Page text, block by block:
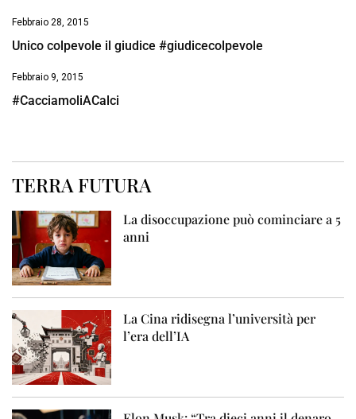
Febbraio 28, 2015
Unico colpevole il giudice #giudicecolpevole
Febbraio 9, 2015
#CacciamoliACalci
TERRA FUTURA
La disoccupazione può cominciare a 5
anni
La Cina ridisegna l’università per
l’era dell’IA